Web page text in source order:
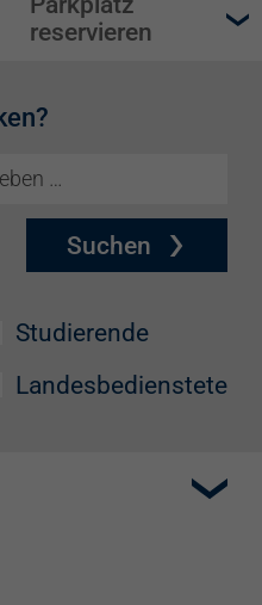
reservieren
Suchen
Studierende
Landesbedienstete